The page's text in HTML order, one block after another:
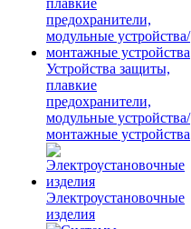
Устройства защиты,
плавкие
предохранители,
модульные устройства/
монтажные устройства
Электроустановочные
изделия